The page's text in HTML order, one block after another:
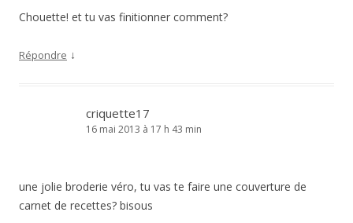
Chouette! et tu vas finitionner comment?
Répondre ↓
criquette17
16 mai 2013 à 17 h 43 min
une jolie broderie véro, tu vas te faire une couverture de
carnet de recettes? bisous